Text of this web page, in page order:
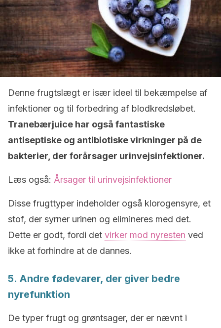
Denne frugtslægt er især ideel til bekæmpelse af
infektioner og til forbedring af blodkredsløbet.
Tranebærjuice har også fantastiske
antiseptiske og antibiotiske virkninger på de
bakterier, der forårsager urinvejsinfektioner.
Læs også: Årsager til urinvejsinfektioner
Disse frugttyper indeholder også klorogensyre, et
stof, der syrner urinen og elimineres med det.
Dette er godt, fordi det virker mod nyresten ved
ikke at forhindre at de dannes.
5. Andre fødevarer, der giver bedre
nyrefunktion
De typer frugt og grøntsager, der er nævnt i